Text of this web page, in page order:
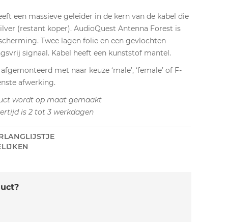
een massieve geleider in de kern van de kabel die
(restant koper). AudioQuest Antenna Forest is
Twee lagen folie en een gevlochten
signaal. Kabel heeft een kunststof mantel.
met naar keuze ‘male’, ‘female’ of F-
afwerking.
wordt op maat gemaakt
is 2 tot 3 werkdagen